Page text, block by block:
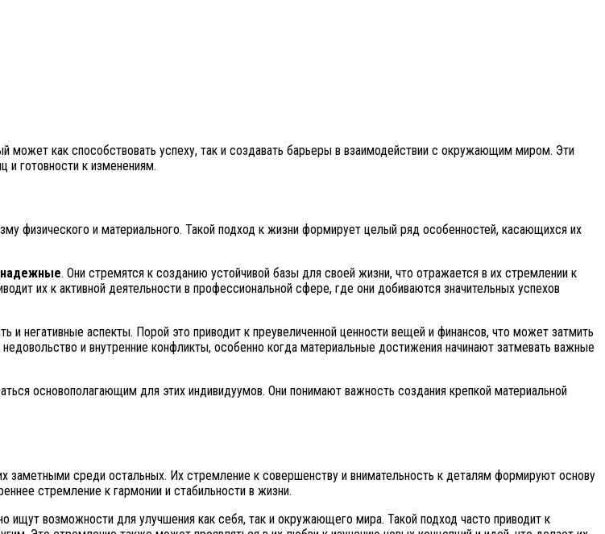
может как способствовать успеху, так и создавать барьеры в взаимодействии с окружающим миром. Эти
и готовности к изменениям.
физического и материального. Такой подход к жизни формирует целый ряд особенностей, касающихся их
надежные. Они стремятся к созданию устойчивой базы для своей жизни, что отражается в их стремлении к
их к активной деятельности в профессиональной сфере, где они добиваются значительных успехов
и негативные аспекты. Порой это приводит к преувеличенной ценности вещей и финансов, что может затмить
и внутренние конфликты, особенно когда материальные достижения начинают затмевать важные
основополагающим для этих индивидуумов. Они понимают важность создания крепкой материальной
заметными среди остальных. Их стремление к совершенству и внимательность к деталям формируют основу
стремление к гармонии и стабильности в жизни.
ищут возможности для улучшения как себя, так и окружающего мира. Такой подход часто приводит к